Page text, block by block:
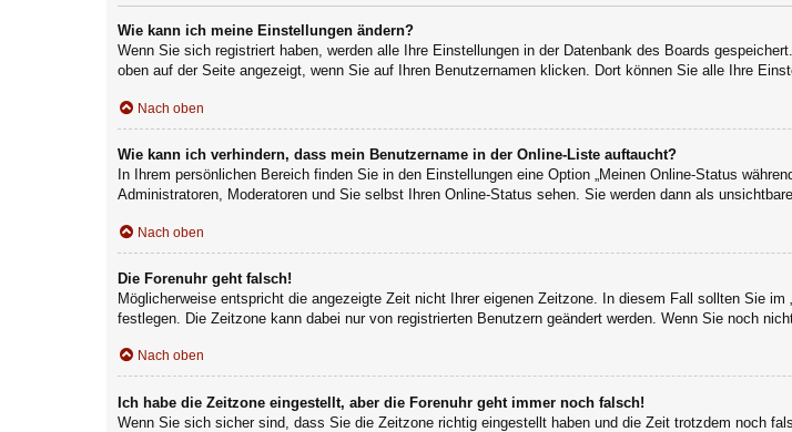
Wie kann ich meine Einstellungen ändern?
Wenn Sie sich registriert haben, werden alle Ihre Einstellungen in der Datenbank des Boards
oben auf der Seite angezeigt, wenn Sie auf Ihren Benutzernamen klicken. Dort können Sie alle Ihre
Nach oben
Wie kann ich verhindern, dass mein Benutzername in der Online-Liste auftaucht?
In Ihrem persönlichen Bereich finden Sie in den Einstellungen eine Option „Meinen Online-Status
Administratoren, Moderatoren und Sie selbst Ihren Online-Status sehen. Sie werden dann als
Nach oben
Die Forenuhr geht falsch!
Möglicherweise entspricht die angezeigte Zeit nicht Ihrer eigenen Zeitzone. In diesem Fall sollten Sie
festlegen. Die Zeitzone kann dabei nur von registrierten Benutzern geändert werden. Wenn Sie noch
Nach oben
Ich habe die Zeitzone eingestellt, aber die Forenuhr geht immer noch falsch!
Wenn Sie sich sicher sind, dass Sie die Zeitzone richtig eingestellt haben und die Zeit trotzdem noch